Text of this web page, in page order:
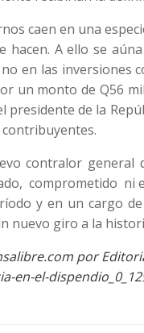
caen en una
A ello se
en las
un monto de Q56
presidente de la
contralor general
comprometido ni
y en un cargo
nuevo giro a la
por
el-